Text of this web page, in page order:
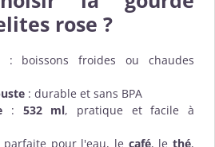
rose ?
: boissons froides ou chaudes
: durable et sans BPA
: 532 ml, pratique et facile à
pour l'eau, le café, lethé,